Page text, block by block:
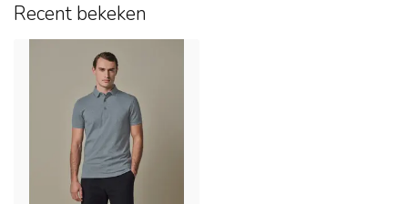
Recent bekeken